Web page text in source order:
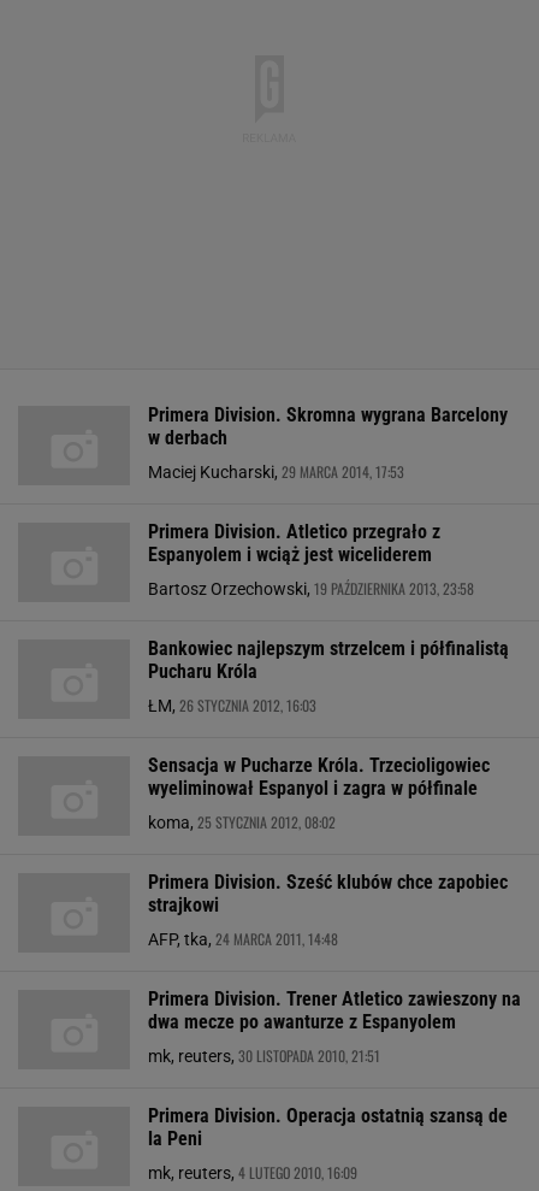
Primera Division. Skromna wygrana Barcelony
w derbach
Maciej Kucharski, 29 MARCA 2014, 17:53
Primera Division. Atletico przegrało z
Espanyolem i wciąż jest wiceliderem
Bartosz Orzechowski, 19 PAŹDZIERNIKA 2013, 23:58
Bankowiec najlepszym strzelcem i półfinalistą
Pucharu Króla
ŁM, 26 STYCZNIA 2012, 16:03
Sensacja w Pucharze Króla. Trzecioligowiec
wyeliminował Espanyol i zagra w półfinale
koma, 25 STYCZNIA 2012, 08:02
Primera Division. Sześć klubów chce zapobiec
strajkowi
AFP, tka, 24 MARCA 2011, 14:48
Primera Division. Trener Atletico zawieszony na
dwa mecze po awanturze z Espanyolem
mk, reuters, 30 LISTOPADA 2010, 21:51
Primera Division. Operacja ostatnią szansą de
la Peni
mk, reuters, 4 LUTEGO 2010, 16:09